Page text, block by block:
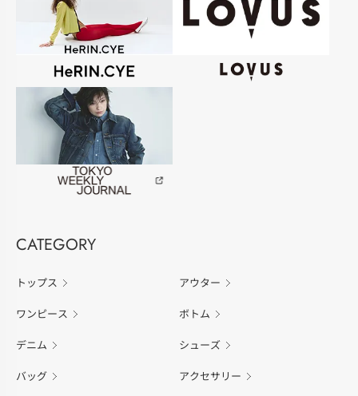
CATEGORY
トップス アウター
ワンピース ボトム
デニム シューズ
バッグ アクセサリー